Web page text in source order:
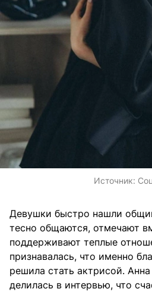
Источник:
Девушки быстро нашли
тесно общаются, отмечают
поддерживают теплые
признавалась, что именно
решила стать актрисой.
делилась в интервью, что